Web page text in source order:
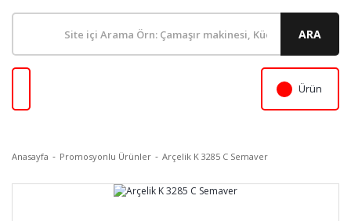
ARA
Ürün
Anasayfa Promosyonlu Ürünler Arçelik K 3285 C Semaver